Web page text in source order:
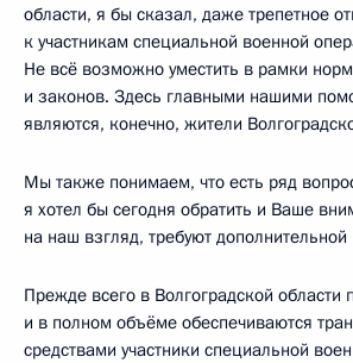
области, я бы сказал, даже трепетное
к участникам специальной военной
Не всё возможно уместить в рамки
и законов. Здесь главными нашими
являются, конечно, жители
Мы также понимаем, что есть ряд
я хотел бы сегодня обратить и Ваше
на наш взгляд, требуют дополнительной
Прежде всего в Волгоградской области
и в полном объёме обеспечиваются
средствами участники специальной